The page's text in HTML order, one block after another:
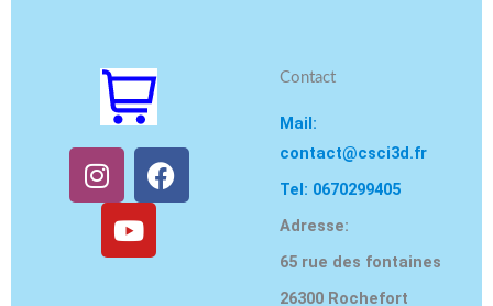
I
n
s
F
a
Y
u
t
Contact
Mail:
contact@csci3d.fr
Tel: 0670299405
Adresse:
65 rue des fontaines
26300 Rochefort